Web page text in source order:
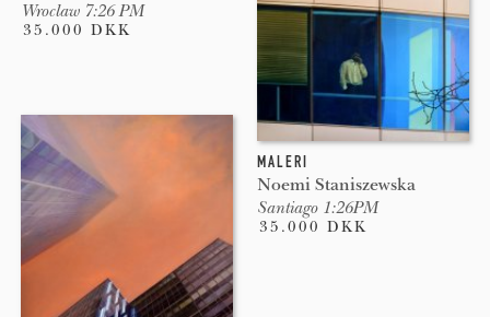
Wroclaw 7:26 PM
35.000 DKK
MALERI
Noemi Staniszewska
Santiago 1:26PM
35.000 DKK